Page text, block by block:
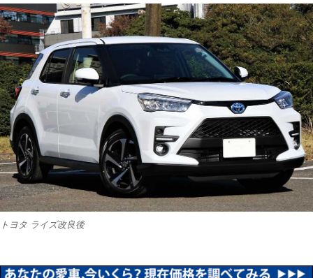
トヨタ ライズ改良後